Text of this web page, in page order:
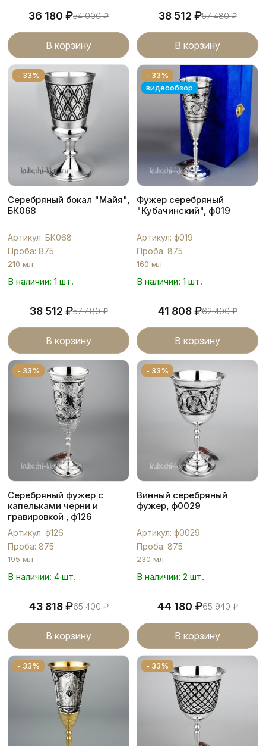
36 180 ₽54 000₽
В корзину
38 512 ₽57 480₽
В корзину
- 33%
Серебряный бокал "Майя",
БК068
Артикул: БК068
Проба: 875
210 мл
В наличии: 1 шт.
38 512 ₽57 480₽
В корзину
- 33%
видеообзор
Фужер серебряный
"Кубачинский", ф019
Артикул: ф019
Проба: 875
160 мл
В наличии: 1 шт.
41 808₽62 400₽
В корзину
- 33%
Серебряный фужер с
капельками черни и
гравировкой , ф126
Артикул: ф126
Проба: 875
195 мл
В наличии: 4 шт.
43 818₽65 400₽
В корзину
- 33%
Винный серебряный
фужер, ф0029
Артикул: ф0029
Проба: 875
230 мл
В наличии: 2 шт.
44 180 ₽65 940₽
В корзину
- 33% - 33%